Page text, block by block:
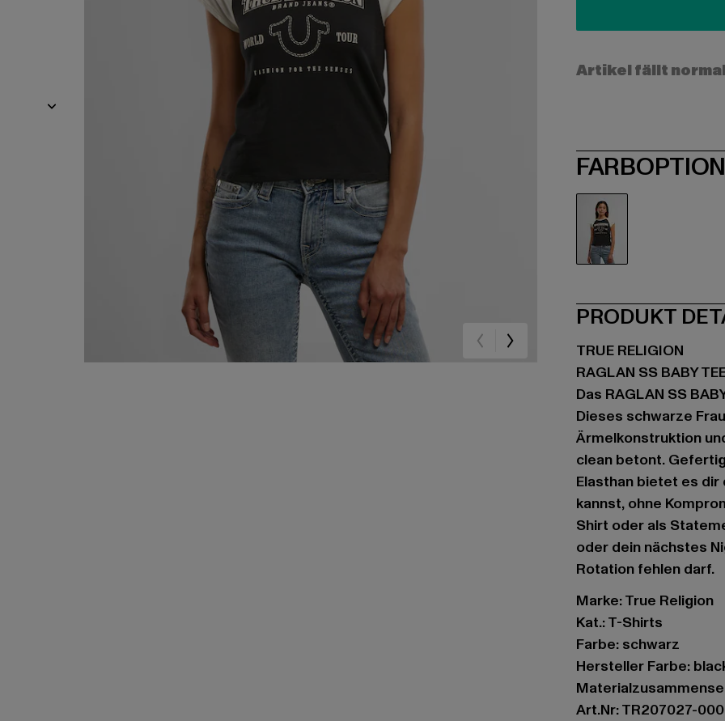
Artikel fällt
PRODUKT
TRUE RELIGION
RAGLAN SS BABY
Das RAGLAN SS
Dieses schwarze
Ärmelkonstruktion
clean betont.
Elasthan bietet es
kannst, ohne
Shirt oder als
oder dein nächstes
Rotation fehlen darf.
Marke: True Religion
Kat.: T-Shirts
Farbe: schwarz
Hersteller Farbe:
Art.Nr: TR207027-